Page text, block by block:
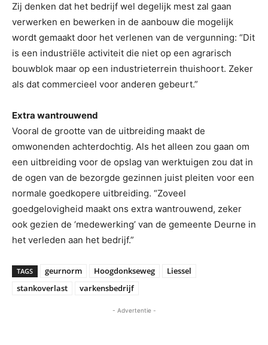
Zij denken dat het bedrijf wel degelijk mest zal gaan
verwerken en bewerken in de aanbouw die mogelijk
wordt gemaakt door het verlenen van de vergunning: “Dit
is een industriële activiteit die niet op een agrarisch
bouwblok maar op een industrieterrein thuishoort. Zeker
als dat commercieel voor anderen gebeurt.”
Extra wantrouwend
Vooral de grootte van de uitbreiding maakt de
omwonenden achterdochtig. Als het alleen zou gaan om
een uitbreiding voor de opslag van werktuigen zou dat in
de ogen van de bezorgde gezinnen juist pleiten voor een
normale goedkopere uitbreiding. “Zoveel
goedgelovigheid maakt ons extra wantrouwend, zeker
ook gezien de ‘medewerking’ van de gemeente Deurne in
het verleden aan het bedrijf.”
TAGS geurnorm Hoogdonkseweg
Liessel
stankoverlast
varkensbedrijf
- Advertentie -